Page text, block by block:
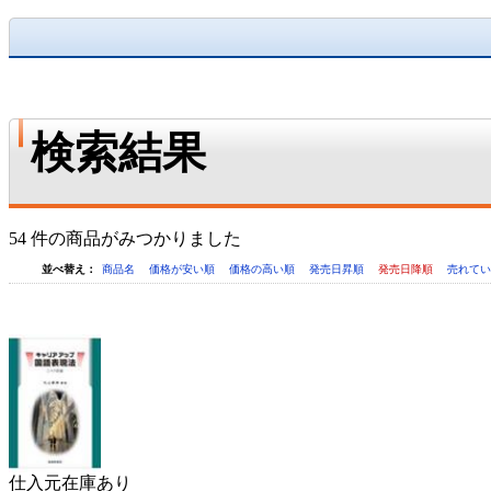
検索結果
54 件の商品がみつかりました
並べ替え： 商品名 価格が安い順 価格の高い順 発売日昇順 発売日降順 売れて
仕入元在庫あり